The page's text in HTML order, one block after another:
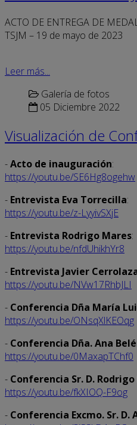
ACTO DE ENTREGA DE
TSJM – 19 de mayo de 2023
Leer más...
Galería de fotos
05 Diciembre 2022
Visualización de
-Acto de inauguración:
https://youtu.be/SE6Hg8ogehw
- Entrevista Eva Torrecilla:
https://youtu.be/z-LyyivSXjE
- Entrevista Rodrigo Mares:
https://youtu.be/nfdUhikhYr8
- Entrevista Javier
https://youtu.be/NVw17RhbJLI
- Conferencia Dña María
https://youtu.be/ONsqXlKEOqg
- Conferencia Dña. Ana
https://youtu.be/0MaxapTChf0
- Conferencia Sr. D.
https://youtu.be/fkXIOQ-F9og
- Conferencia Excmo. Sr. D.